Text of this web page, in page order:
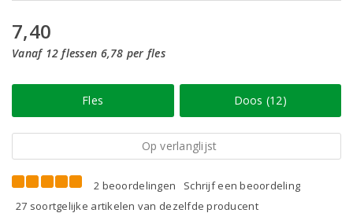
7,40
Vanaf 12 flessen 6,78 per fles
Fles Doos (12)
Op verlanglijst
2 beoordelingen
Schrijf een beoordeling
27 soortgelijke artikelen van dezelfde producent